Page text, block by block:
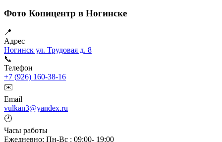
Фото Копицентр в Ногинске
📍
Адрес
Ногинск ул. Трудовая д. 8
📞
Телефон
+7 (926) 160-38-16
✉️
Email
vulkan3@yandex.ru
🕐
Часы работы
Ежедневно: Пн-Вс : 09:00- 19:00